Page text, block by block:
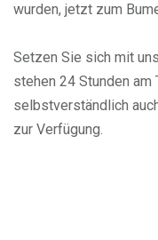
wurden, jetzt zum
Setzen Sie sich mit
stehen 24 Stunden am
selbstverständlich
zur Verfügung.